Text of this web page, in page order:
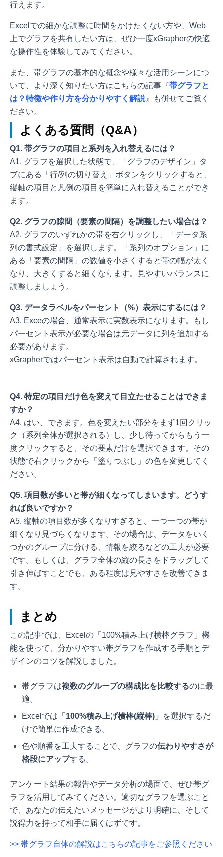
行えます。
Excelでの細かな調整に時間をかけたくない方や、Web
上でグラフを共有したい方は、ぜひ一度xGrapherの快適
な操作性を体験してみてください。
また、帯グラフの基本的な概念や様々な活用シーンにつ
いて、より深く知りたい方はこちらの記事『帯グラフと
は？特徴や作り方を分かりやすく解説』も併せてご覧く
ださい。
よくある質問（Q&A）
Q1. 帯グラフの項目と系列を入れ替えるには？
A1. グラフを選択した状態で、「グラフのデザイン」タ
ブにある「行/列の切り替え」ボタンをクリックすると、
縦軸の項目と凡例の項目を簡単に入れ替えることができ
ます。
Q2. グラフの隙間（要素の間隔）を調整したい場合は？
A2. グラフのいずれかの帯を右クリックし、「データ系
列の書式設定」を選択します。「系列のオプション」に
ある「要素の間隔」の数値を小さくすると帯の幅が太く
なり、大きくすると細くなります。見やすいバランスに
調整しましょう。
Q3. データラベルをパーセント（%）表示にするには？
A3. Exceの場合、通常表示に実数表示になります。もし
パーセント表示が必要な場合は元データに列を追加する
必要があります。
xGrapherではパーセント表示は自動で計算されます。
Q4. 特定の項目だけ色を変えて目立たせることはできま
すか？
A4. はい、できます。色を変えたい部分をまず1回クリッ
ク（系列全体が選択される）し、少し待ってからもう一
度クリックすると、その要素だけを選択できます。その
状態で右クリックから「塗りつぶし」の色を変更してく
ださい。
Q5. 項目数が多いと帯が細くなってしまいます。どうす
れば良いですか？
A5. 縦軸の項目数が多くなりすぎると、一つ一つの帯が
細くなり見づらくなります。その場合は、データをいく
つかのグループに分ける、情報を絞るなどの工夫が必要
です。もしくは、グラフ全体の縦の長さをドラッグして
引き伸ばすことでも、ある程度は見やすさを改善できま
す。
まとめ
この記事では、Excelの「100%積み上げ横棒グラフ」機
能を使って、分かりやすい帯グラフを作成する手順とデ
ザインのコツを解説しました。
帯グラフは複数のグループの構成比を比較するのに最
適。
Excelでは 「100%積み上げ横棒(縦棒)」
を選択するだ
けで簡単に作成できる。
色や順番を工夫することで、グラフの伝わりやすさが
格段にアップする。
アンケート結果の報告やデータ分析の場面で、ぜひ帯グ
ラフを活用してみてください。適切なグラフを選ぶこと
で、あなたの伝えたいメッセージがより明確に、そして
説得力を持って相手に届くはずです。
>> 帯グラフ自体の解説はこちらの記事をご参照ください